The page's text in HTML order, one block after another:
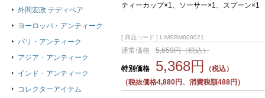
ティーカップ×1、ソーサー×1、スプーン×1
[ 商品コード ] LIMSRM008021
通常価格 5,659円（税込）
特別価格 5,368円
（税込）
（税抜価格4,880円、消費税額488円）
外間宏政 テディベア
ヨーロッパ・アンティーク
バリ・アンティーク
アジア・アンティーク
インド・アンティーク
コレクターアイテム